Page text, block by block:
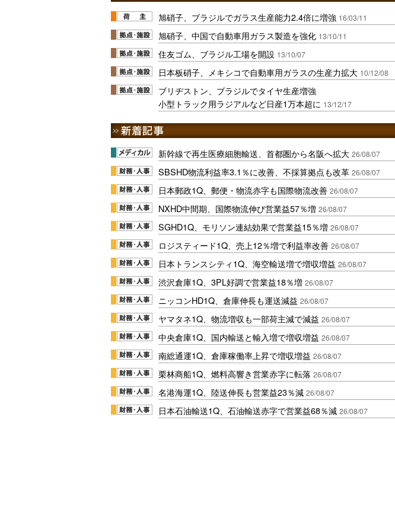
旭硝子、ブラジルでガラス生産能力2.4倍に増強 16/03/11
旭硝子、中国で自動車用ガラス製造を強化 13/10/11
住友ゴム、ブラジル工場を開設 13/10/07
日本板硝子、メキシコで自動車用ガラスの生産力拡大 10/12/08
ブリヂストン、ブラジルでタイヤ生産増強
小型トラック用ラジアルなど日産1万本超に 13/12/17
新幹線で再生医療細胞輸送、首都圏から名阪へ拡大 26/08/07
SBSHD物流利益率3.1％に改善、不採算拠点も改革 26/08/07
日本郵政1Q、郵便・物流赤字も国際物流改善 26/08/07
NXHD中間期、国際物流伸び営業益57％増 26/08/07
SGHD1Q、モリソン連結効果で営業益15％増 26/08/07
ロジスティード1Q、売上12％増で利益率改善 26/08/07
日本トランスシティ1Q、海空輸送増で増収増益 26/08/07
渋沢倉庫1Q、3PL好調で営業益18％増 26/08/07
ニッコンHD1Q、倉庫伸長も運送減益 26/08/07
ヤマタネ1Q、物流増収も一部荷主減で減益 26/08/07
中央倉庫1Q、国内輸送と輸入増で増収増益 26/08/07
南総通運1Q、倉庫稼働率上昇で増収増益 26/08/07
栗林商船1Q、燃料高響き営業赤字に転落 26/08/07
名港海運1Q、陸送伸長も営業益23％減 26/08/07
日本石油輸送1Q、石油輸送赤字で営業益68％減 26/08/07